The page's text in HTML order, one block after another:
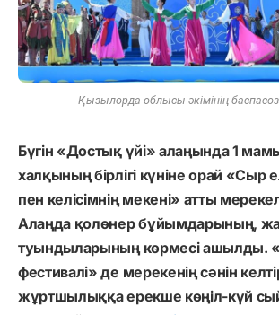
Қызылорда облысы әкімінің
Бүгін «Достық үйі» алаңында 1
халқының бірлігі күніне орай «Сыр
пен келісімнің мекені» атты
Алаңда қолөнер бұйымдарының,
туындыларының көрмесі ашылды.
фестивалі» де мерекенің сәнін
жұртшылыққа ерекше көңіл-күй